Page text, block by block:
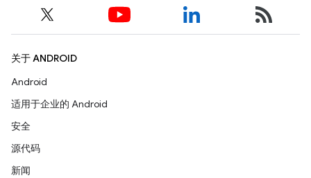
关于 ANDROID
Android
适用于企业的 Android
安全
源代码
新闻